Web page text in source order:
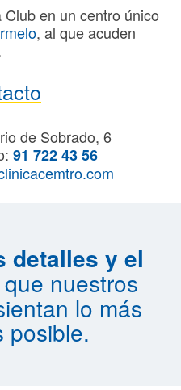
en un centro único
, al que acuden
de Sobrado, 6
91 722 43 56
detalles y el
nuestros
lo más
posible.